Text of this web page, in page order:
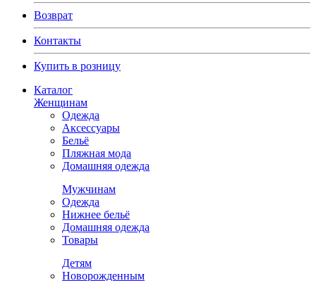
Возврат
Контакты
Купить в розницу
Каталог
Женщинам
Одежда
Аксессуары
Бельё
Пляжная мода
Домашняя одежда
Мужчинам
Одежда
Нижнее бельё
Домашняя одежда
Товары
Детям
Новорожденным